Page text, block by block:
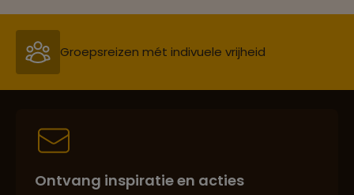
Groepsreizen mét indivuele vrijheid
Persoonlijk en deskundig reisadvies
Ontvang inspiratie en acties